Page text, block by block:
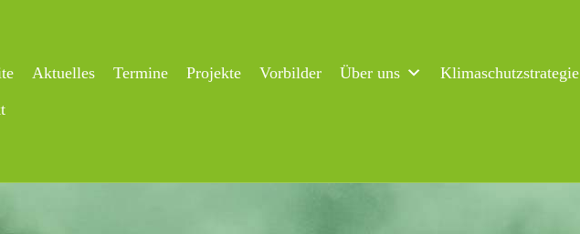
Aktuelles Termine Projekte Vorbilder Über uns Klimaschutzstrategie